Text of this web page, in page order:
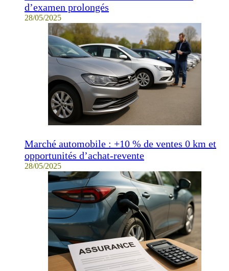
d’examen prolongés
28/05/2025
Marché automobile : +10 % de ventes 0 km et
opportunités d’achat-revente
28/05/2025